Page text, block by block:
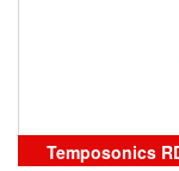
Temposonics